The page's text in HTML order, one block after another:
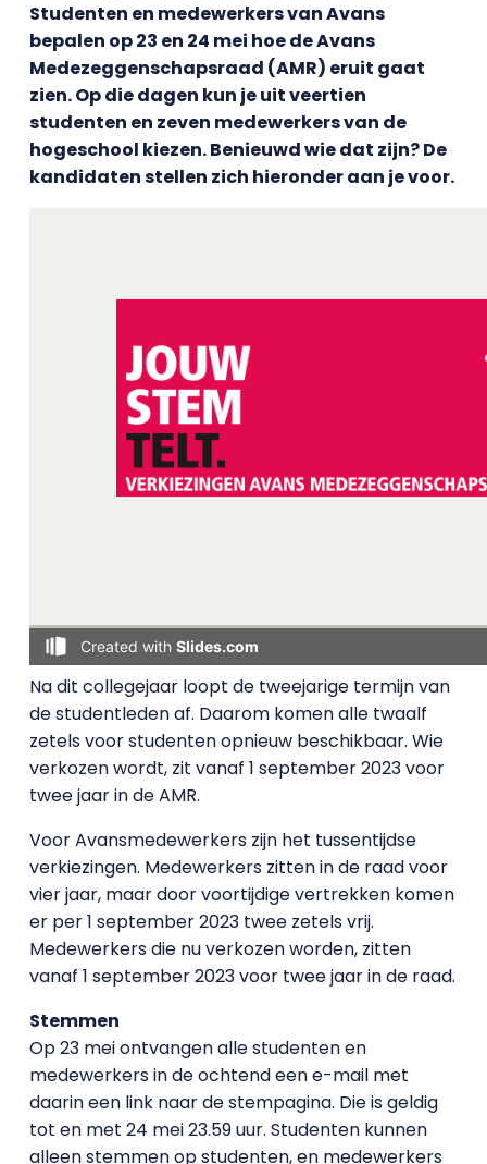
Studenten en medewerkers van Avans
bepalen op 23 en 24 mei hoe de Avans
Medezeggenschapsraad (AMR) eruit gaat
zien. Op die dagen kun je uit veertien
studenten en zeven medewerkers van de
hogeschool kiezen. Benieuwd wie dat zijn? De
kandidaten stellen zich hieronder aan je voor.
Na dit collegejaar loopt de tweejarige termijn van
de studentleden af. Daarom komen alle twaalf
zetels voor studenten opnieuw beschikbaar. Wie
verkozen wordt, zit vanaf 1 september 2023 voor
twee jaar in de AMR.
Voor Avansmedewerkers zijn het tussentijdse
verkiezingen. Medewerkers zitten in de raad voor
vier jaar, maar door voortijdige vertrekken komen
er per 1 september 2023 twee zetels vrij.
Medewerkers die nu verkozen worden, zitten
vanaf 1 september 2023 voor twee jaar in de raad.
Stemmen
Op 23 mei ontvangen alle studenten en
medewerkers in de ochtend een e-mail met
daarin een link naar de stempagina. Die is geldig
tot en met 24 mei 23.59 uur. Studenten kunnen
alleen stemmen op studenten, en medewerkers